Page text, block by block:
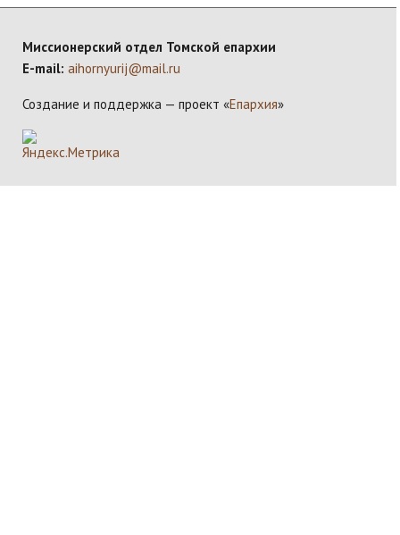
Миссионерский отдел Томской епархии
E-mail: aihornyurij@mail.ru
Создание и поддержка — проект «Епархия»